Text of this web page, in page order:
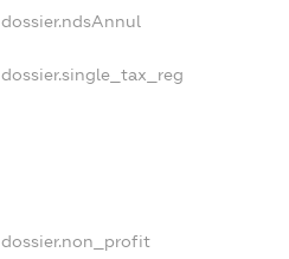
dossier.ndsAnnul
dossier.single_tax_reg
dossier.non_profit